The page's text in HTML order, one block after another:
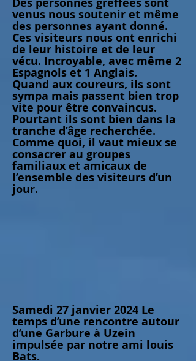
venus nous soutenir et même
des personnes ayant donné.
Ces visiteurs nous ont enrichi
de leur histoire et de leur
vécu. Incroyable, avec même 2
Espagnols et 1 Anglais.
Quand aux coureurs, ils sont
sympa mais passent bien trop
vite pour être convaincus.
Pourtant ils sont bien dans la
tranche d’âge recherchée.
Comme quoi, il vaut mieux se
consacrer au groupes
familiaux et amicaux de
l’ensemble des visiteurs d’un
jour.
Samedi 27 janvier 2024 Le
temps d’une rencontre autour
d’une Garbure à Uzein
impulsée par notre ami louis
Bats.